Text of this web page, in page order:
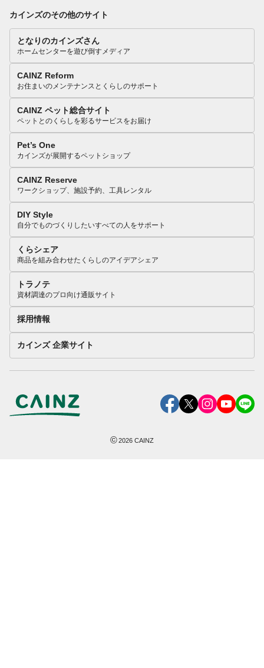
カインズのその他のサイト
となりのカインズさん
ホームセンターを遊び倒すメディア
CAINZ Reform
お住まいのメンテナンスとくらしのサポート
CAINZ ペット総合サイト
ペットとのくらしを彩るサービスをお届け
Pet’s One
カインズが展開するペットショップ
CAINZ Reserve
ワークショップ、施設予約、工具レンタル
DIY Style
自分でものづくりしたいすべての人をサポート
くらシェア
商品を組み合わせたくらしのアイデアシェア
トラノテ
資材調達のプロ向け通販サイト
採用情報
カインズ 企業サイト
©2026 CAINZ